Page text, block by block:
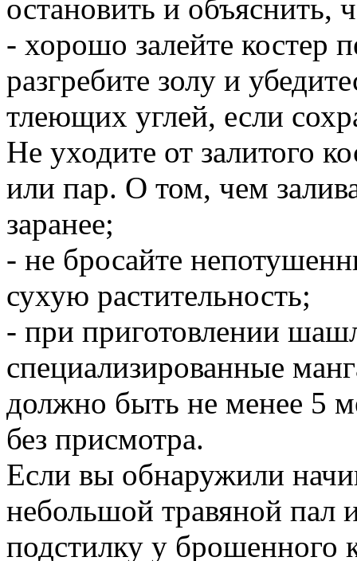
остановить и объяснить,
- хорошо залейте костер
разгребите золу и
тлеющих углей, если
Не уходите от залитого
или пар. О том, чем
заранее;
- не бросайте
сухую растительность;
- при приготовлении
специализированные
должно быть не менее 5
без присмотра.
Если вы обнаружили
небольшой травяной
подстилку у брошенного